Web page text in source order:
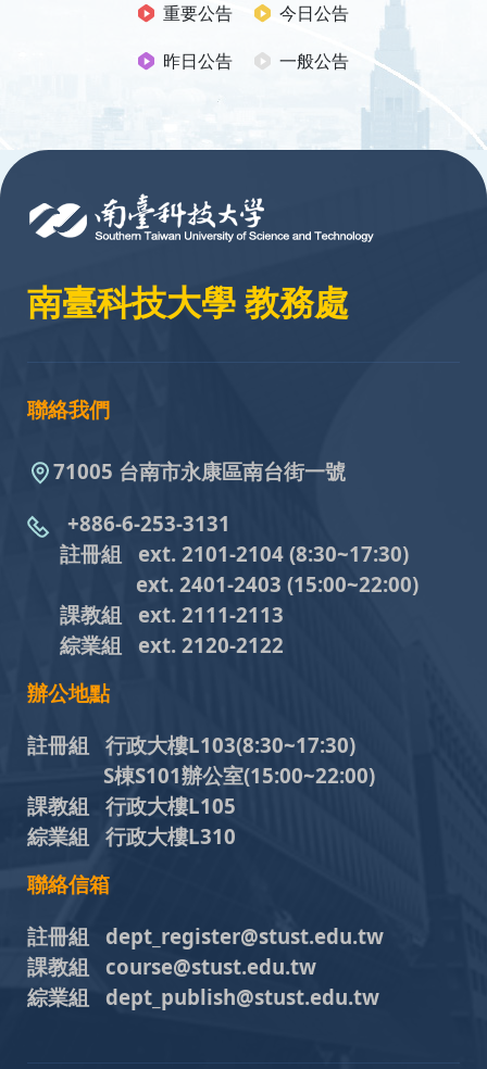
重要公告
今日公告
昨日公告
一般公告
南臺科技大學 教務處
聯絡我們
71005 台南市永康區南台街一號
+886-6-253-3131
註冊組 ext. 2101-2104 (8:30~17:30)
ext. 2401-2403 (15:00~22:00)
課教組 ext. 2111-2113
綜業組
ext. 2120-2122
辦公地點
註冊組 行政大樓L103(8:30~17:30)
S棟S101辦公室(15:00~22:00)
課教組 行政大樓L105
綜業組 行政大樓L310
聯絡信箱
註冊組 dept_register@stust.edu.tw
課教組 course@stust.edu.tw
綜業組 dept_publish@stust.edu.tw